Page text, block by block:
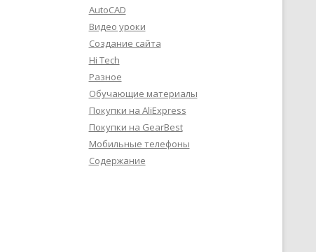
AutoCAD
Видео уроки
Создание сайта
Hi Tech
Разное
Обучающие материалы
Покупки на AliExpress
Покупки на GearBest
Мобильные телефоны
Содержание